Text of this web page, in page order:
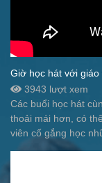
Giờ học hát với
3943 lượt xem
Các buổi học hát
thoải mái hơn, có
viên cố gắng học